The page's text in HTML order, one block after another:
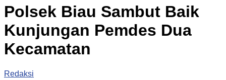
Polsek Biau Sambut Baik
Kunjungan Pemdes Dua
Kecamatan
Redaksi